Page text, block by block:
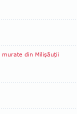
din Milişăuţii